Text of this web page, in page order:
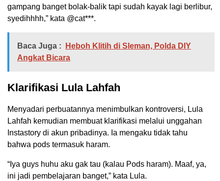
gampang banget bolak-balik tapi sudah kayak lagi berlibur,
syedihhhh,” kata @cat***.
Baca Juga :
Heboh Klitih di Sleman, Polda DIY
Angkat Bicara
Klarifikasi Lula Lahfah
Menyadari perbuatannya menimbulkan kontroversi, Lula
Lahfah kemudian membuat klarifikasi melalui unggahan
Instastory di akun pribadinya. Ia mengaku tidak tahu
bahwa pods termasuk haram.
“Iya guys huhu aku gak tau (kalau Pods haram). Maaf, ya,
ini jadi pembelajaran banget,” kata Lula.